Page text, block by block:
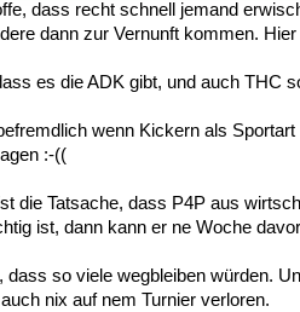
dass recht schnell jemand
dann zur Vernunft kommen.
es die ADK gibt, und auch THC
wenn Kickern als
:-((
die Tatsache, dass P4P aus
ist, dann kann er ne Woche
dass so viele wegbleiben würden.
nix auf nem Turnier verloren.